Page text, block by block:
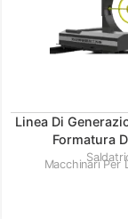
Linea Di
Formatura
Macchinari Per